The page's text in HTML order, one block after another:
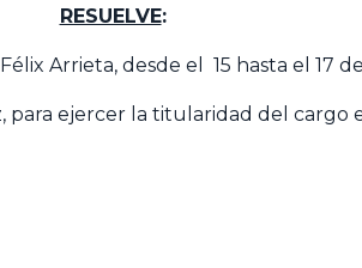
RESUELVE:
Arrieta, desde el 15 hasta el 17
ejercer la titularidad del cargo